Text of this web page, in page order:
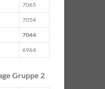
7065
7054
7044
6964
Gruppe 2